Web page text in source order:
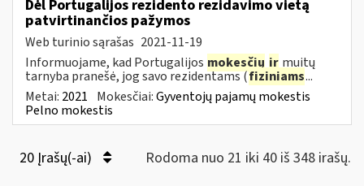
Dėl Portugalijos rezidento rezidavimo vietą
patvirtinančios pažymos
Web turinio sąrašas 2021-11-19
Informuojame, kad Portugalijos mokesčių ir muitų
tarnyba pranešė, jog savo rezidentams (fiziniams...
Metai: 2021 Mokesčiai:Gyventojų pajamų mokestis
Pelno mokestis
20 Įrašų(-ai) Rodoma nuo 21 iki 40 iš 348 irašų.